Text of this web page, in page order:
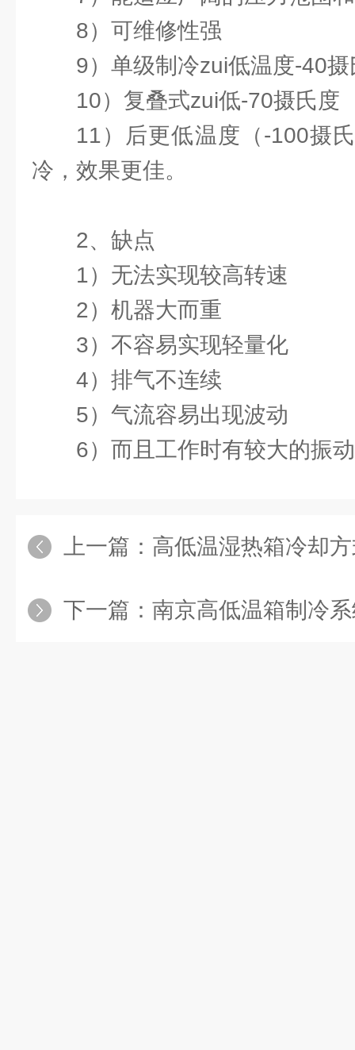
8）可维修性强
9）单级制冷zui低温度-40摄
10）复叠式zui低-70摄氏度
11）后更低温度（-100摄
冷，效果更佳。
2、缺点
1）无法实现较高转速
2）机器大而重
3）不容易实现轻量化
4）排气不连续
5）气流容易出现波动
6）而且工作时有较大的振动
上一篇： 高低温湿热箱冷却
下一篇： 南京高低温箱制冷